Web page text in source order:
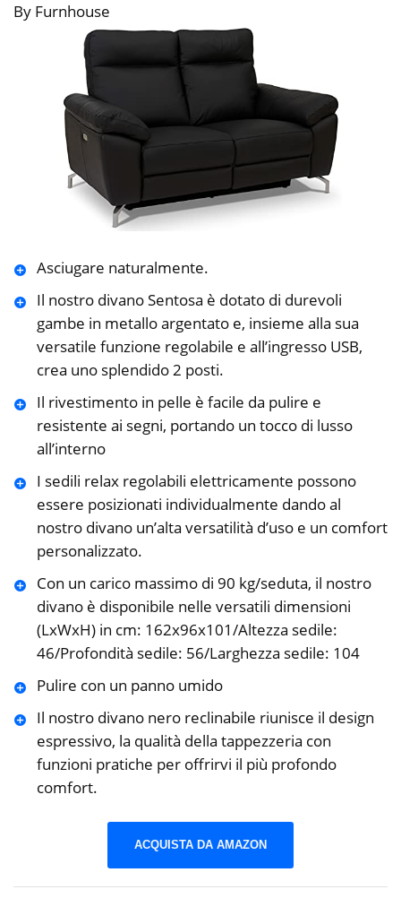
By Furnhouse
Asciugare naturalmente.
Il nostro divano Sentosa è dotato di durevoli
gambe in metallo argentato e, insieme alla sua
versatile funzione regolabile e all’ingresso USB,
crea uno splendido 2 posti.
Il rivestimento in pelle è facile da pulire e
resistente ai segni, portando un tocco di lusso
all’interno
I sedili relax regolabili elettricamente possono
essere posizionati individualmente dando al
nostro divano un’alta versatilità d’uso e un comfort
personalizzato.
Con un carico massimo di 90 kg/seduta, il nostro
divano è disponibile nelle versatili dimensioni
(LxWxH) in cm: 162x96x101/Altezza sedile:
46/Profondità sedile: 56/Larghezza sedile: 104
Pulire con un panno umido
Il nostro divano nero reclinabile riunisce il design
espressivo, la qualità della tappezzeria con
funzioni pratiche per offrirvi il più profondo
comfort.
ACQUISTA DA AMAZON